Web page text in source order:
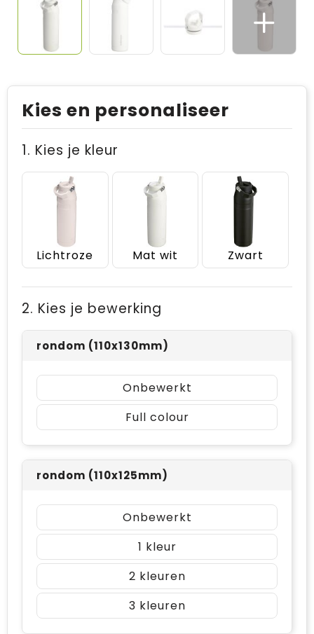
Kies en personaliseer
1. Kies je kleur
Lichtroze Mat wit Zwart
2. Kies je bewerking
rondom (110x130mm)
Onbewerkt
Full colour
rondom (110x125mm)
Onbewerkt
1
2
3